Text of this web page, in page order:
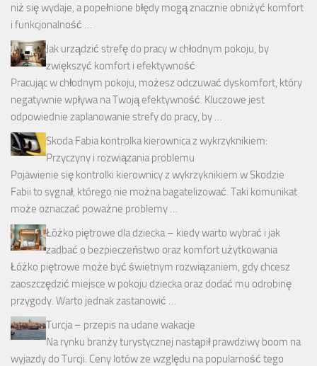
niż się wydaje, a popełnione błędy mogą znacznie obniżyć komfort
i funkcjonalność …
Jak urządzić strefę do pracy w chłodnym pokoju, by
zwiększyć komfort i efektywność
Pracując w chłodnym pokoju, możesz odczuwać dyskomfort, który
negatywnie wpływa na Twoją efektywność. Kluczowe jest
odpowiednie zaplanowanie strefy do pracy, by …
Skoda Fabia kontrolka kierownica z wykrzyknikiem:
Przyczyny i rozwiązania problemu
Pojawienie się kontrolki kierownicy z wykrzyknikiem w Skodzie
Fabii to sygnał, którego nie można bagatelizować. Taki komunikat
może oznaczać poważne problemy …
Łóżko piętrowe dla dziecka – kiedy warto wybrać i jak
zadbać o bezpieczeństwo oraz komfort użytkowania
Łóżko piętrowe może być świetnym rozwiązaniem, gdy chcesz
zaoszczędzić miejsce w pokoju dziecka oraz dodać mu odrobinę
przygody. Warto jednak zastanowić …
Turcja – przepis na udane wakacje
Na rynku branży turystycznej nastąpił prawdziwy boom na
wyjazdy do Turcji. Ceny lotów ze względu na popularność tego